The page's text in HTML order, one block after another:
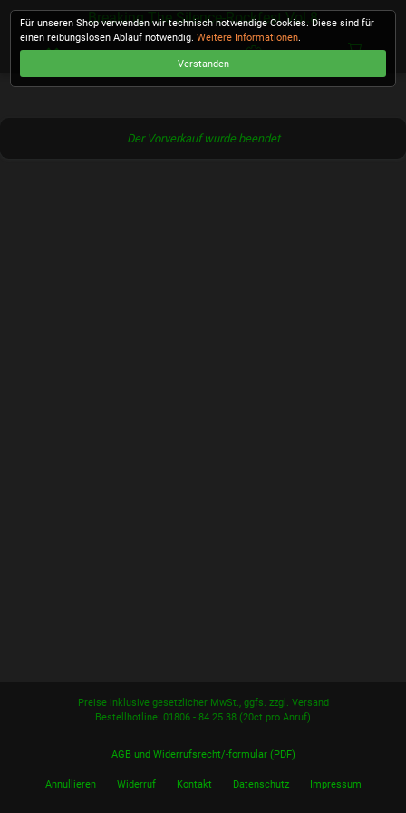
Breaking The Silence-Rockfest Vol.8
Der Vorverkauf wurde beendet
Für unseren Shop verwenden wir technisch notwendige Cookies. Diese sind für
einen reibungslosen Ablauf notwendig.Weitere Informationen.
Verstanden
Preise inklusive gesetzlicher MwSt., ggfs. zzgl. Versand
Bestellhotline: 01806 - 84 25 38 (20ct pro Anruf)
AGB und Widerrufsrecht/-formular (PDF)
Annullieren Widerruf Kontakt Datenschutz Impressum